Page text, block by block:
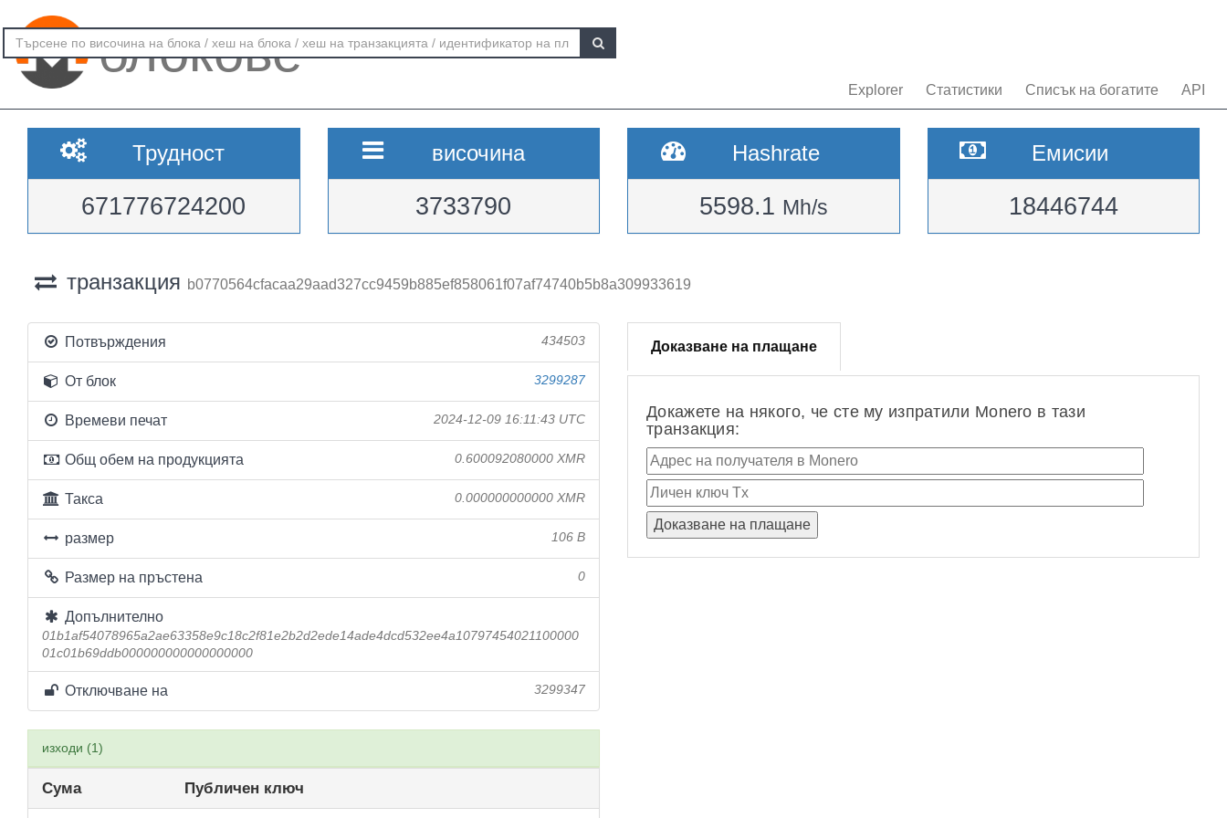
блокове
Explorer Статистики Списък на богатите API
Трудност
671776724200
височина
3733790
Hashrate
5598.1 Mh/s
Емисии
18446744
транзакция b0770564cfacaa29aad327cc9459b885ef858061f07af74740b5b8a309933619
Потвърждения 434503
От блок 3299287
Времеви печат 2024-12-09 16:11:43 UTC
Общ обем на продукцията 0.600092080000 XMR
Такса 0.000000000000 XMR
размер 106 B
Размер на пръстена 0
Допълнително
01b1af54078965a2ae63358e9c18c2f81e2b2d2ede14ade4dcd532ee4a10797454021100000
01c01b69ddb000000000000000000
Отключване на 3299347
Доказване на плащане
Докажете на някого, че сте му изпратили Monero в тази
транзакция:
изходи (1)
Сума Публичен ключ